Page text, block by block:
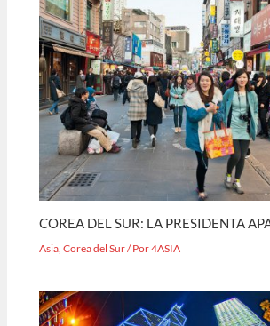
COREA DEL SUR: LA PRESIDENTA
Asia ,Corea del Sur/ Por4ASIA